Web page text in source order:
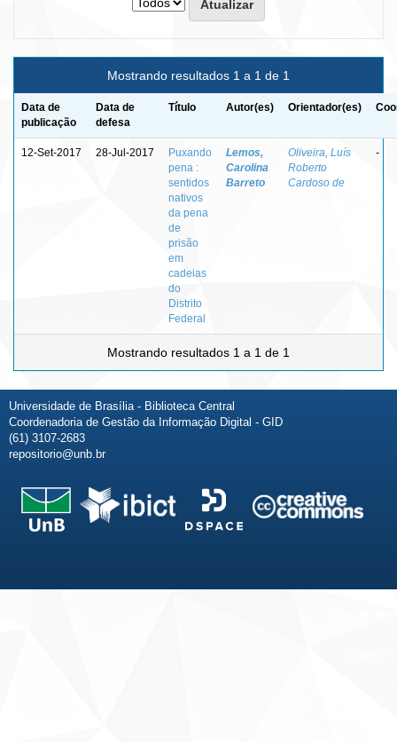
Mostrando resultados 1 a 1 de 1
Data de
publicação
Data de
defesa
Título Autor(es) Orientador(es)
12-Set-2017 28-Jul-2017
Puxando
pena :
sentidos
nativos
da pena
de
prisão
em
cadeias
do
Distrito
Federal
Lemos,
Carolina
Barreto
Oliveira, Luís
Roberto
Cardoso de
-
Mostrando resultados 1 a 1 de 1
Universidade de Brasília - Biblioteca Central
Coordenadoria de Gestão da Informação Digital - GID
(61) 3107-2683
repositorio@unb.br